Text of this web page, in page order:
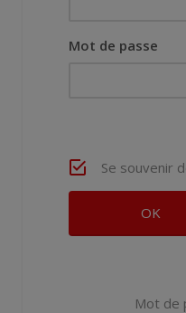
Mot de passe
Se souvenir
Mot de